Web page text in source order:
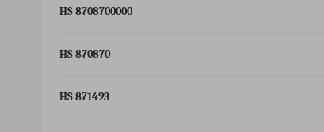
HS 8708700000
HS 870870
HS 871493